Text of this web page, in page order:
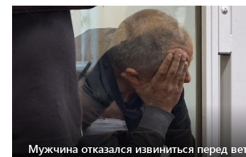
Мужчина отказался извиниться перед